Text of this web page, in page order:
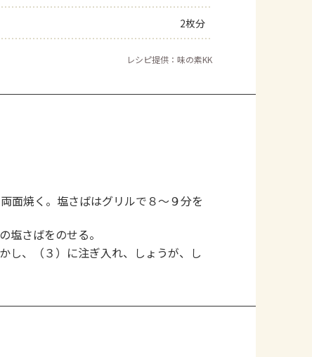
2枚分
レシピ提供：味の素KK
面焼く。塩さばはグリルで８～９分を
塩さばをのせる。
し、（３）に注ぎ入れ、しょうが、し